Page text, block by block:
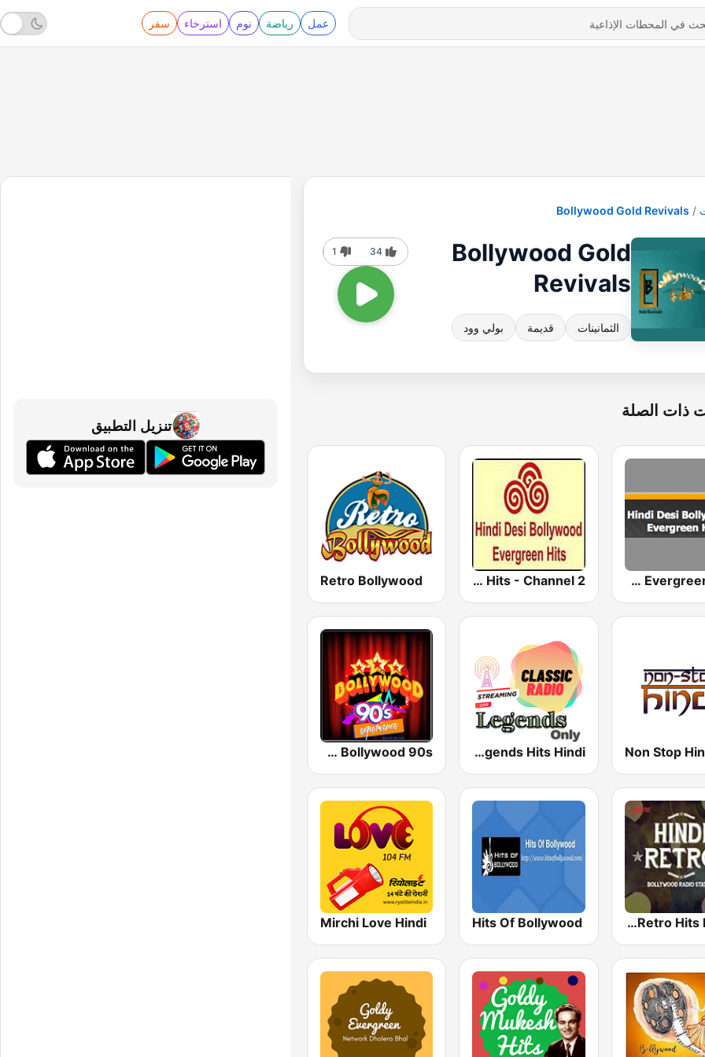
عمل رياضة نوم استرخاء سفر
Bollywood Gold Revivals
Bollywood Gold
Revivals
الثمانينات قديمة بولي وود
34
1
ذات الصلة
Hindi Desi Bollywood Evergreen Hits
Hindi Desi Bollywood Evergreen Hits - Channel 2
Retro Bollywood
Non Stop
Legends Hits Hindi
Radio Retro Bollywood 90s
Hindi Retro Hits Radio
Hits Of Bollywood
Mirchi Love Hindi
تنزيل التطبيق